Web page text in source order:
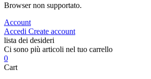
Browser non supportato.
Account
Accedi Create account
lista dei desideri
Ci sono più articoli nel tuo carrello
0
Cart